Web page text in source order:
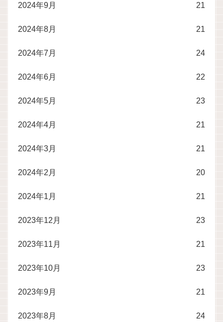
2024年9月 21
2024年8月 21
2024年7月 24
2024年6月 22
2024年5月 23
2024年4月 21
2024年3月 21
2024年2月 20
2024年1月 21
2023年12月 23
2023年11月 21
2023年10月 23
2023年9月 21
2023年8月 24